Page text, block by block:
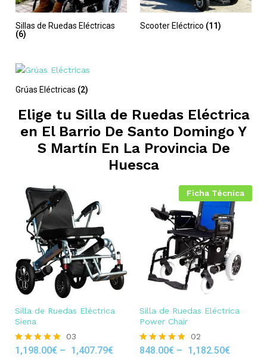
Sillas de Ruedas Eléctricas
(6)
Scooter Eléctrico (11)
Grúas Eléctricas (2)
Elige tu Silla de Ruedas Eléctrica
en El Barrio De Santo Domingo Y
S Martín En La Provincia De
Huesca
Silla de Ruedas Eléctrica
Siena
Rated
03
1,198.00€ – 1,407.79€
Ficha Técnica
Silla de Ruedas Eléctrica
Power Chair
Rated
02
848.00€ – 1,182.50€